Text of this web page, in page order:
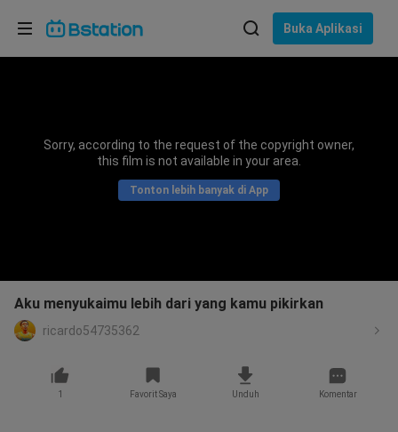
Buka Aplikasi
Sorry, according to the request of the copyright owner,
this film is not available in your area.
Tonton lebih banyak di App
Aku menyukaimu lebih dari yang kamu pikirkan
ricardo54735362
1 Favorit Saya Unduh Komentar
Pilih bahasa
Bahasa Indonesia